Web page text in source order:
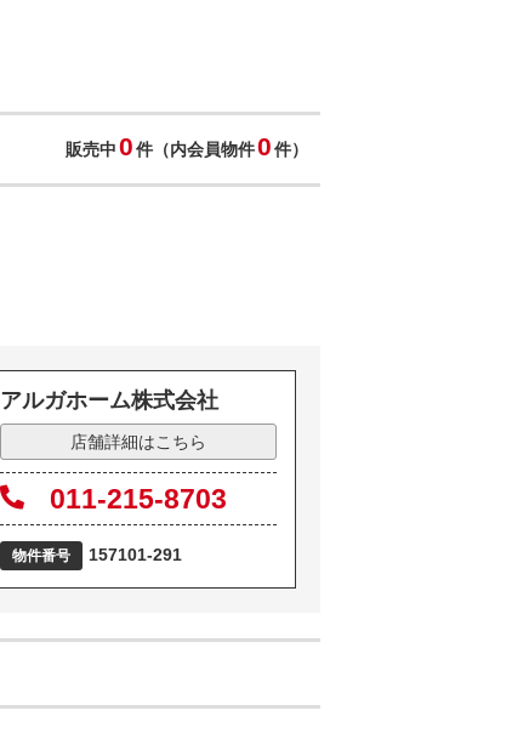
販売中0件（内会員物件0件）
アルガホーム株式会社
店舗詳細はこちら
011-215-8703
物件番号 157101-291